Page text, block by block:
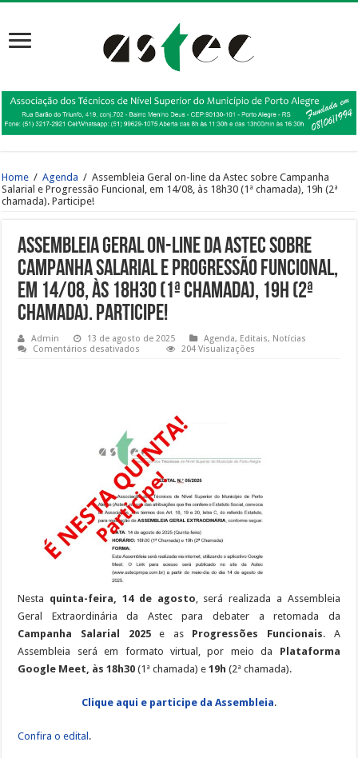
Home / Agenda / Assembleia Geral on-line da Astec sobre Campanha
Salarial e Progressão Funcional, em 14/08, às 18h30 (1ª chamada), 19h (2ª
chamada). Participe!
Assembleia Geral on-line da Astec sobre
Campanha Salarial e Progressão Funcional,
em 14/08, às 18h30 (1ª chamada), 19h (2ª
chamada). Participe!
Admin 13 de agosto de 2025 Agenda, Editais, Notícias
Comentários desativados
Campanha
Salarial
e
Progressão
Funcional,
em
14/08,
às
18h30
(1ª
chamada),
19h
(2ª
chamada).
Participe!
204 Visualizações
Nesta quinta-feira, 14 de agosto , será realizada a Assembleia
Geral Extraordinária da Astec para debater a retomada da
Campanha Salarial 2025e as Progressões Funcionais. A
Assembleia será em formato virtual, por meio da Plataforma
Google Meet, às 18h30 (1ª chamada) e19h (2ª chamada).
Clique aqui e participe da Assembleia.
Confira o edital .